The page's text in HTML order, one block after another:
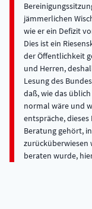
jämmerlichen
wie er ein Defizit
Dies ist ein
der Öffentlichkeit
und Herren,
Lesung des
daß, wie das
normal wäre und
entspräche,
Beratung gehört,
zurücküberwiesen
beraten wurde,